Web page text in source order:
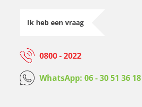
Ik heb een vraag
0800 - 2022
WhatsApp: 06 - 30 51 36 18